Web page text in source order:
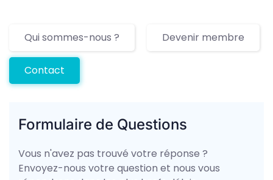
Qui sommes-nous ? Devenir membre
Contact
Formulaire de Questions
Vous n'avez pas trouvé votre réponse ?
Envoyez-nous votre question et nous vous